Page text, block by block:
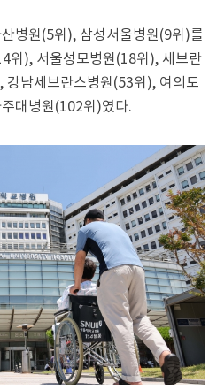
병원(5위), 삼성서울병원(9위)를
위), 서울성모병원(18위), 세브란
남세브란스병원(53위), 여의도
대병원(102위)였다.